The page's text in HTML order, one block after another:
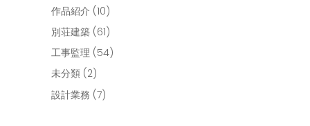
作品紹介 (10)
別荘建築 (61)
工事監理 (54)
未分類 (2)
設計業務 (7)